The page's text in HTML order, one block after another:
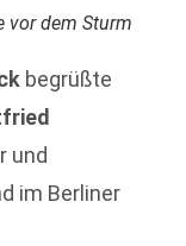
vor dem Sturm
begrüßte
und
im Berliner